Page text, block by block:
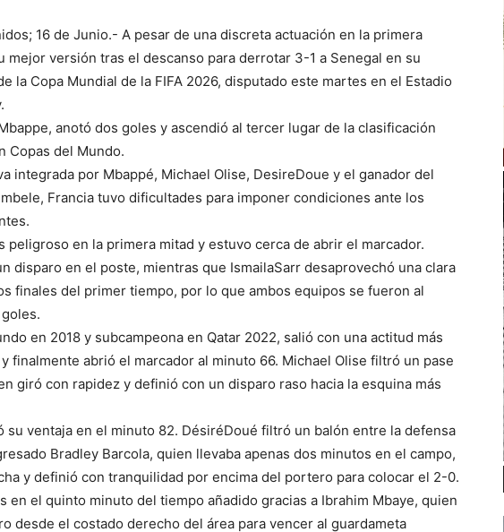
16 de Junio.- A pesar de una discreta actuación en la primera
mejor versión tras el descanso para derrotar 3-1 a Senegal en su
la Copa Mundial de la FIFA 2026, disputado este martes en el Estadio
anotó dos goles y ascendió al tercer lugar de la clasificación
Copas del Mundo.
integrada por Mbappé, Michael Olise, DesireDoue y el ganador del
Francia tuvo dificultades para imponer condiciones ante los
peligroso en la primera mitad y estuvo cerca de abrir el marcador.
disparo en el poste, mientras que IsmailaSarr desaprovechó una clara
finales del primer tiempo, por lo que ambos equipos se fueron al
en 2018 y subcampeona en Qatar 2022, salió con una actitud más
finalmente abrió el marcador al minuto 66. Michael Olise filtró un pase
giró con rapidez y definió con un disparo raso hacia la esquina más
su ventaja en el minuto 82. DésiréDoué filtró un balón entre la defensa
Bradley Barcola, quien llevaba apenas dos minutos en el campo,
y definió con tranquilidad por encima del portero para colocar el 2-0.
en el quinto minuto del tiempo añadido gracias a Ibrahim Mbaye, quien
desde el costado derecho del área para vencer al guardameta